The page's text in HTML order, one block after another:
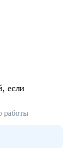
если
работы